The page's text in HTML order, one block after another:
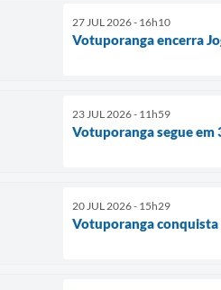
27 JUL 2026 - 16h10
Votuporanga encerra
23 JUL 2026 - 11h59
Votuporanga segue em
20 JUL 2026 - 15h29
Votuporanga conquista